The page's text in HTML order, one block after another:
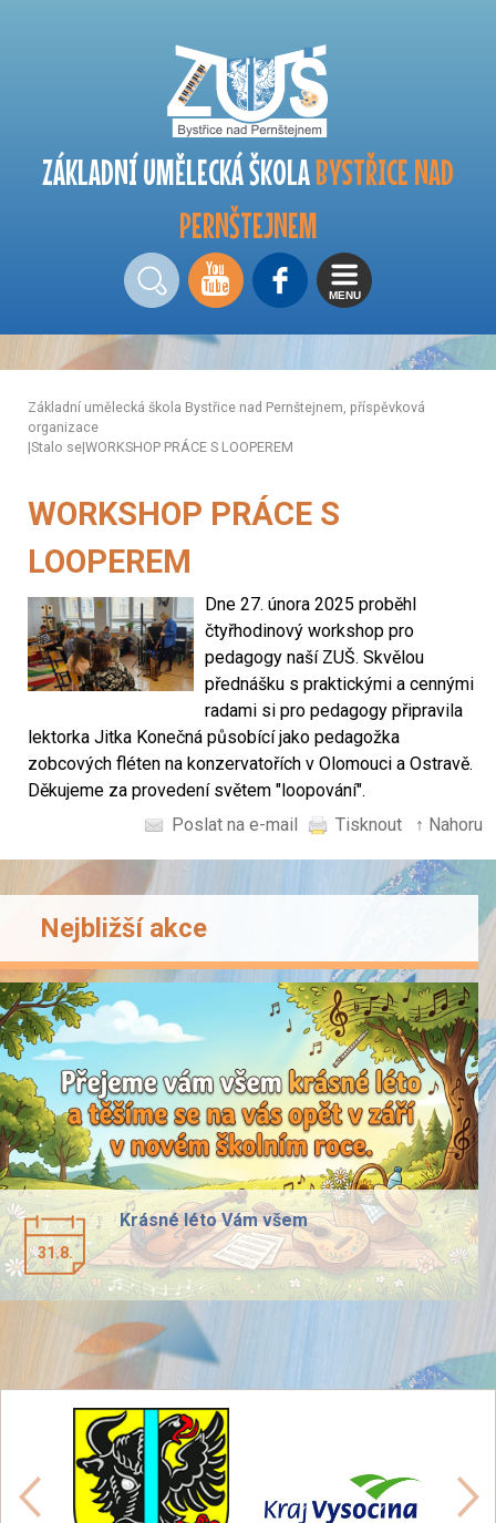
ZÁKLADNÍ UMĚLECKÁ ŠKOLABYSTŘICE NAD
PERNŠTEJNEM
MENU
Základní umělecká škola Bystřice nad Pernštejnem, příspěvková
organizace
|Stalo se|WORKSHOP PRÁCE S LOOPEREM
WORKSHOP PRÁCE S
LOOPEREM
Dne 27. února 2025 proběhl
čtyřhodinový workshop pro
pedagogy naší ZUŠ. Skvělou
přednášku s praktickými a cennými
radami si pro pedagogy připravila
lektorka Jitka Konečná působící jako pedagožka
zobcových fléten na konzervatořích v Olomouci a Ostravě.
Děkujeme za provedení světem "loopování".
Poslat na e-mail
Tisknout ↑ Nahoru
Nejbližší akce
31.8.
Krásné léto Vám všem
předchozí